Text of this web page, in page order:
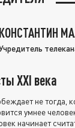
КОНСТАНТИН
XXI века
не тогда,
умнее
начинает